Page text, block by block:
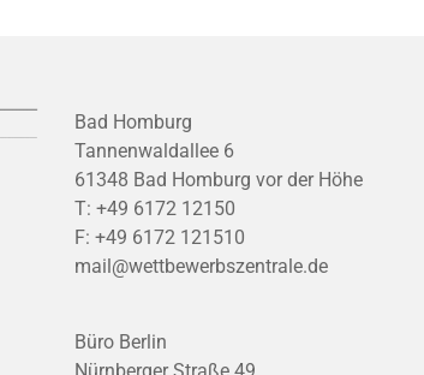
Bad Homburg
Tannenwaldallee 6
61348 Bad Homburg vor der Höhe
T: +49 6172 12150
F: +49 6172 121510
mail@wettbewerbszentrale.de
Büro Berlin